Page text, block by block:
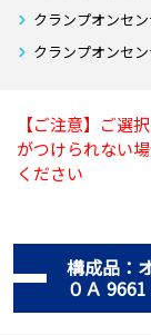
※対応最新
クランプオンセ
クランプオンセ
【ご注意】ご選
がつけられない
ください
構成品：
０Ａ 9661